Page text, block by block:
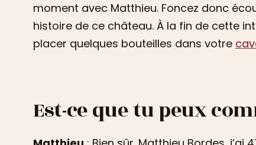
moment avec Matthieu. Foncez donc
histoire de ce château. À la fin de cette
placer quelques bouteilles dans votre
Est-ce que tu peux